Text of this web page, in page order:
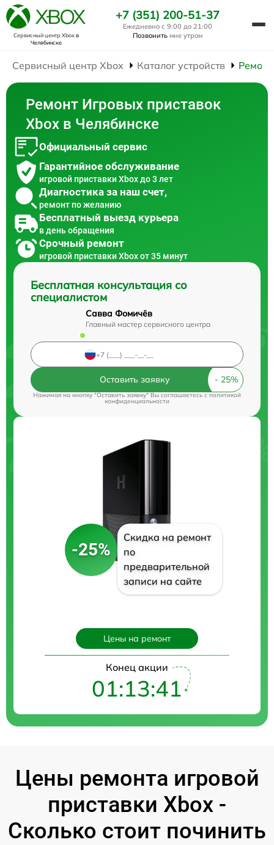
Сервисный центр Xboxв
Челябинске
+7 (351) 200-51-37
Ежедневно с 9:00 до 21:00
Позвонить мне утром
Сервисный центр Xbox Каталог устройств
Ремонт Игровых приставок
Xbox в Челябинске
Официальный сервис
Гарантийное обслуживание
игровой приставки Xbox до 3 лет
Диагностика за наш счет,
ремонт по желанию
Бесплатный выезд курьера
в день обращения
Срочный ремонт
игровой приставки Xbox от 35 минут
Бесплатная консультация со
специалистом
Савва Фомичёв
Главный мастер сервисного центра
Оставить заявку
Нажимая на кнопку "Оставить заявку" Вы соглашаетесь c политикой
конфиденциальности
-25%
Скидка на ремонт
по
предварительной
записи на сайте
Цены на ремонт
Конец акции
01:13:40
Цены ремонта игровой
приставки Xbox -
Сколько стоит починить